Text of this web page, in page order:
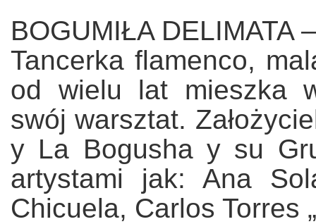
BOGUMIŁA DELIMATA
Tancerka flamenco,
od wielu lat mieszka
swój warsztat.
y La Bogusha y su
artystami jak: Ana
Chicuela, Carlos Torres